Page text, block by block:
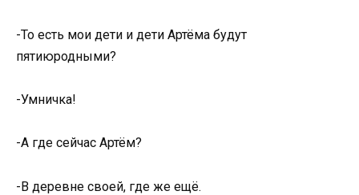
-То есть мои дети и дети Артёма будут
пятиюродными?
-Умничка!
-А где сейчас Артём?
-В деревне своей, где же ещё.